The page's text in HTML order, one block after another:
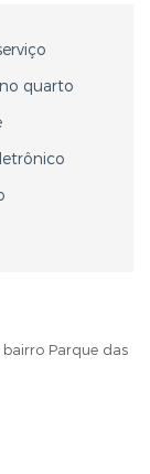
quarto
Parque das